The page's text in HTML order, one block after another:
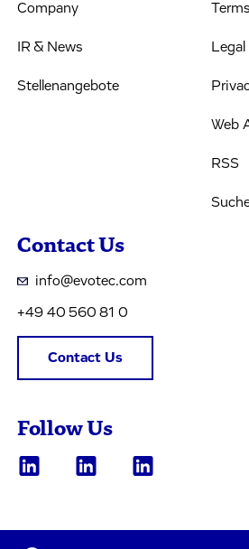
Company
IR & News
Stellenangebote
Web
RSS
Contact Us
info@evotec.com
+49 40 560 81 0
Contact Us
Follow Us